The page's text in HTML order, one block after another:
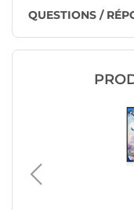
QUESTIONS /